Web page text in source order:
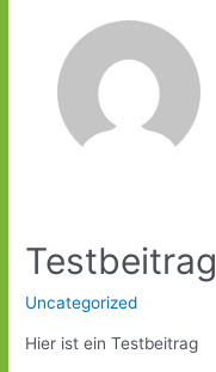
Testbeitrag
Uncategorized
Hier ist ein Testbeitrag